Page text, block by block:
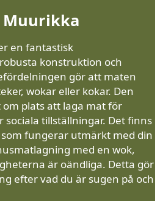
Muurikka
en fantastisk
konstruktion och
gör att maten
wokar eller kokar. Den
plats att laga mat för
tillställningar. Det finns
fungerar utmärkt med din
med en wok,
är oändliga. Detta gör
efter vad du är sugen på och